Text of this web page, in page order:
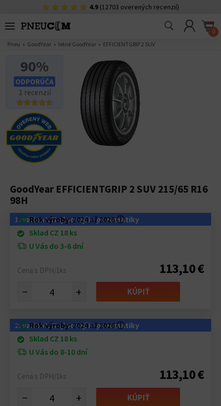
4.9(12703 overených recenzií)
0
Pneu GoodYear letné GoodYear EFFICIENTGRIP 2 SUV
90%
ODPORÚČA
1 recenzií
GoodYear EFFICIENTGRIP 2 SUV 215/65 R16
98H
1. variant: Najlacnejšie pneumatiky
Rok výroby:2024 až 2026ⓘ
Sklad CZ 18 ks
U Vás do 3-6 dní
Cena s DPH/1ks 113,10 €
− + KÚPIŤ
2. variant: Najlacnejšie pneumatiky
Rok výroby:2024 až 2026ⓘ
Sklad CZ 18 ks
U Vás do 8-10 dní
Cena s DPH/1ks 113,10 €
− + KÚPIŤ